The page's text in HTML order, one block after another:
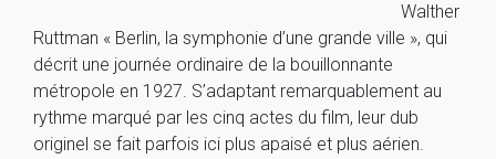
Walther
Ruttman « Berlin, la symphonie d’une grande ville », qui
décrit une journée ordinaire de la bouillonnante
métropole en 1927. S’adaptant remarquablement au
rythme marqué par les cinq actes du film, leur dub
originel se fait parfois ici plus apaisé et plus aérien.